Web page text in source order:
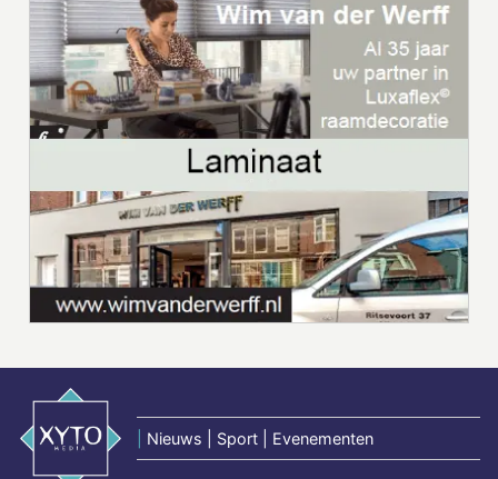
Nieuws | Sport | Evenementen